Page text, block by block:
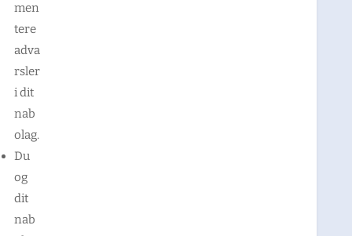
men
tere
adva
rsler
i dit
nab
olag.
Du
og
dit
nab